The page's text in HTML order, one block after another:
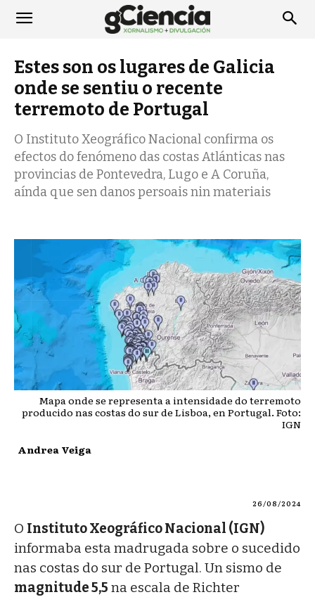
Estes son os lugares de Galicia
onde se sentiu o recente
terremoto de Portugal
O Instituto Xeográfico Nacional confirma os
efectos do fenómeno das costas Atlánticas nas
provincias de Pontevedra, Lugo e A Coruña,
aínda que sen danos persoais nin materiais
Mapa onde se representa a intensidade do terremoto
producido nas costas do sur de Lisboa, en Portugal. Foto:
IGN
Andrea Veiga
26/08/2024
O Instituto Xeográfico Nacional (IGN)
informaba esta madrugada sobre o sucedido
nas costas do sur de Portugal. Un sismo de
magnitude 5,5 na escala de Richter